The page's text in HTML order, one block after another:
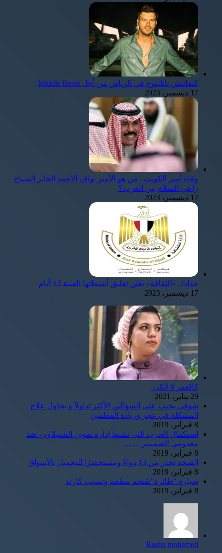
كيفانتش تاتليتوج في الرياض من أجل Middle Beast
17 ديسمبر، 2023
وفاة أمير الكويت.. من هو الأمير نواف الأحمد الجابر الصباح
راعي السلام بين العرب؟
17 ديسمبر، 2023
حدادًا.. «الثقافة» تعلن تعليق أنشطتها الفنية لـ3 أيام
17 ديسمبر، 2023
كالعمر لا أتكرر
29 يناير، 2021
شوقى يجيب على السؤالين الأكثر تداولاً و يحاول علاج
المشكلة في عجز وزيادة المعلمين
8 فبراير، 2019
استكمال الحرب التى تشنها إدارة تموين السنبلاوين ضد
معدومى الضمييير…….
8 فبراير، 2019
الصحة تحذر من 13 دواءً ومستحضرًا للتجميل بالأسواق
8 فبراير، 2019
سيارة "طائرة"تقتحم مطعم وتسبب كارثة
8 فبراير، 2019
Rasha mohamed